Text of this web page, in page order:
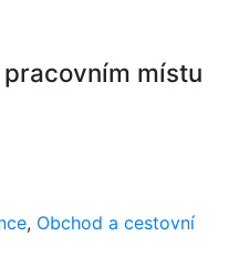
místu
, Obchod a cestovní